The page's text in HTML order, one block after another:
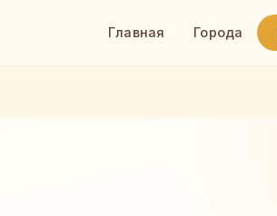
Главная Города